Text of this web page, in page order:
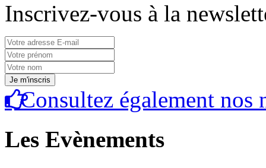
Inscrivez-vous à la
Consultez également nos
Les Evènements